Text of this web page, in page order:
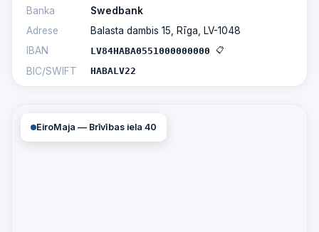
Banka
Swedbank
Adrese
Balasta dambis 15, Rīga, LV-1048
IBAN
LV84HABA0551000000000 📋
BIC/SWIFT HABALV22
EiroMaja — Brīvības iela 40